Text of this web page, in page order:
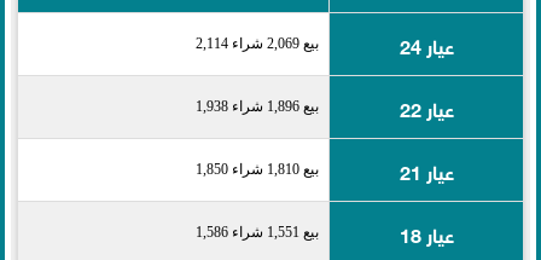
عيار 24
بيع 2,069 شراء 2,114
عيار 22 بيع 1,896 شراء 1,938
عيار 21 بيع 1,810 شراء 1,850
عيار 18 بيع 1,551 شراء 1,586